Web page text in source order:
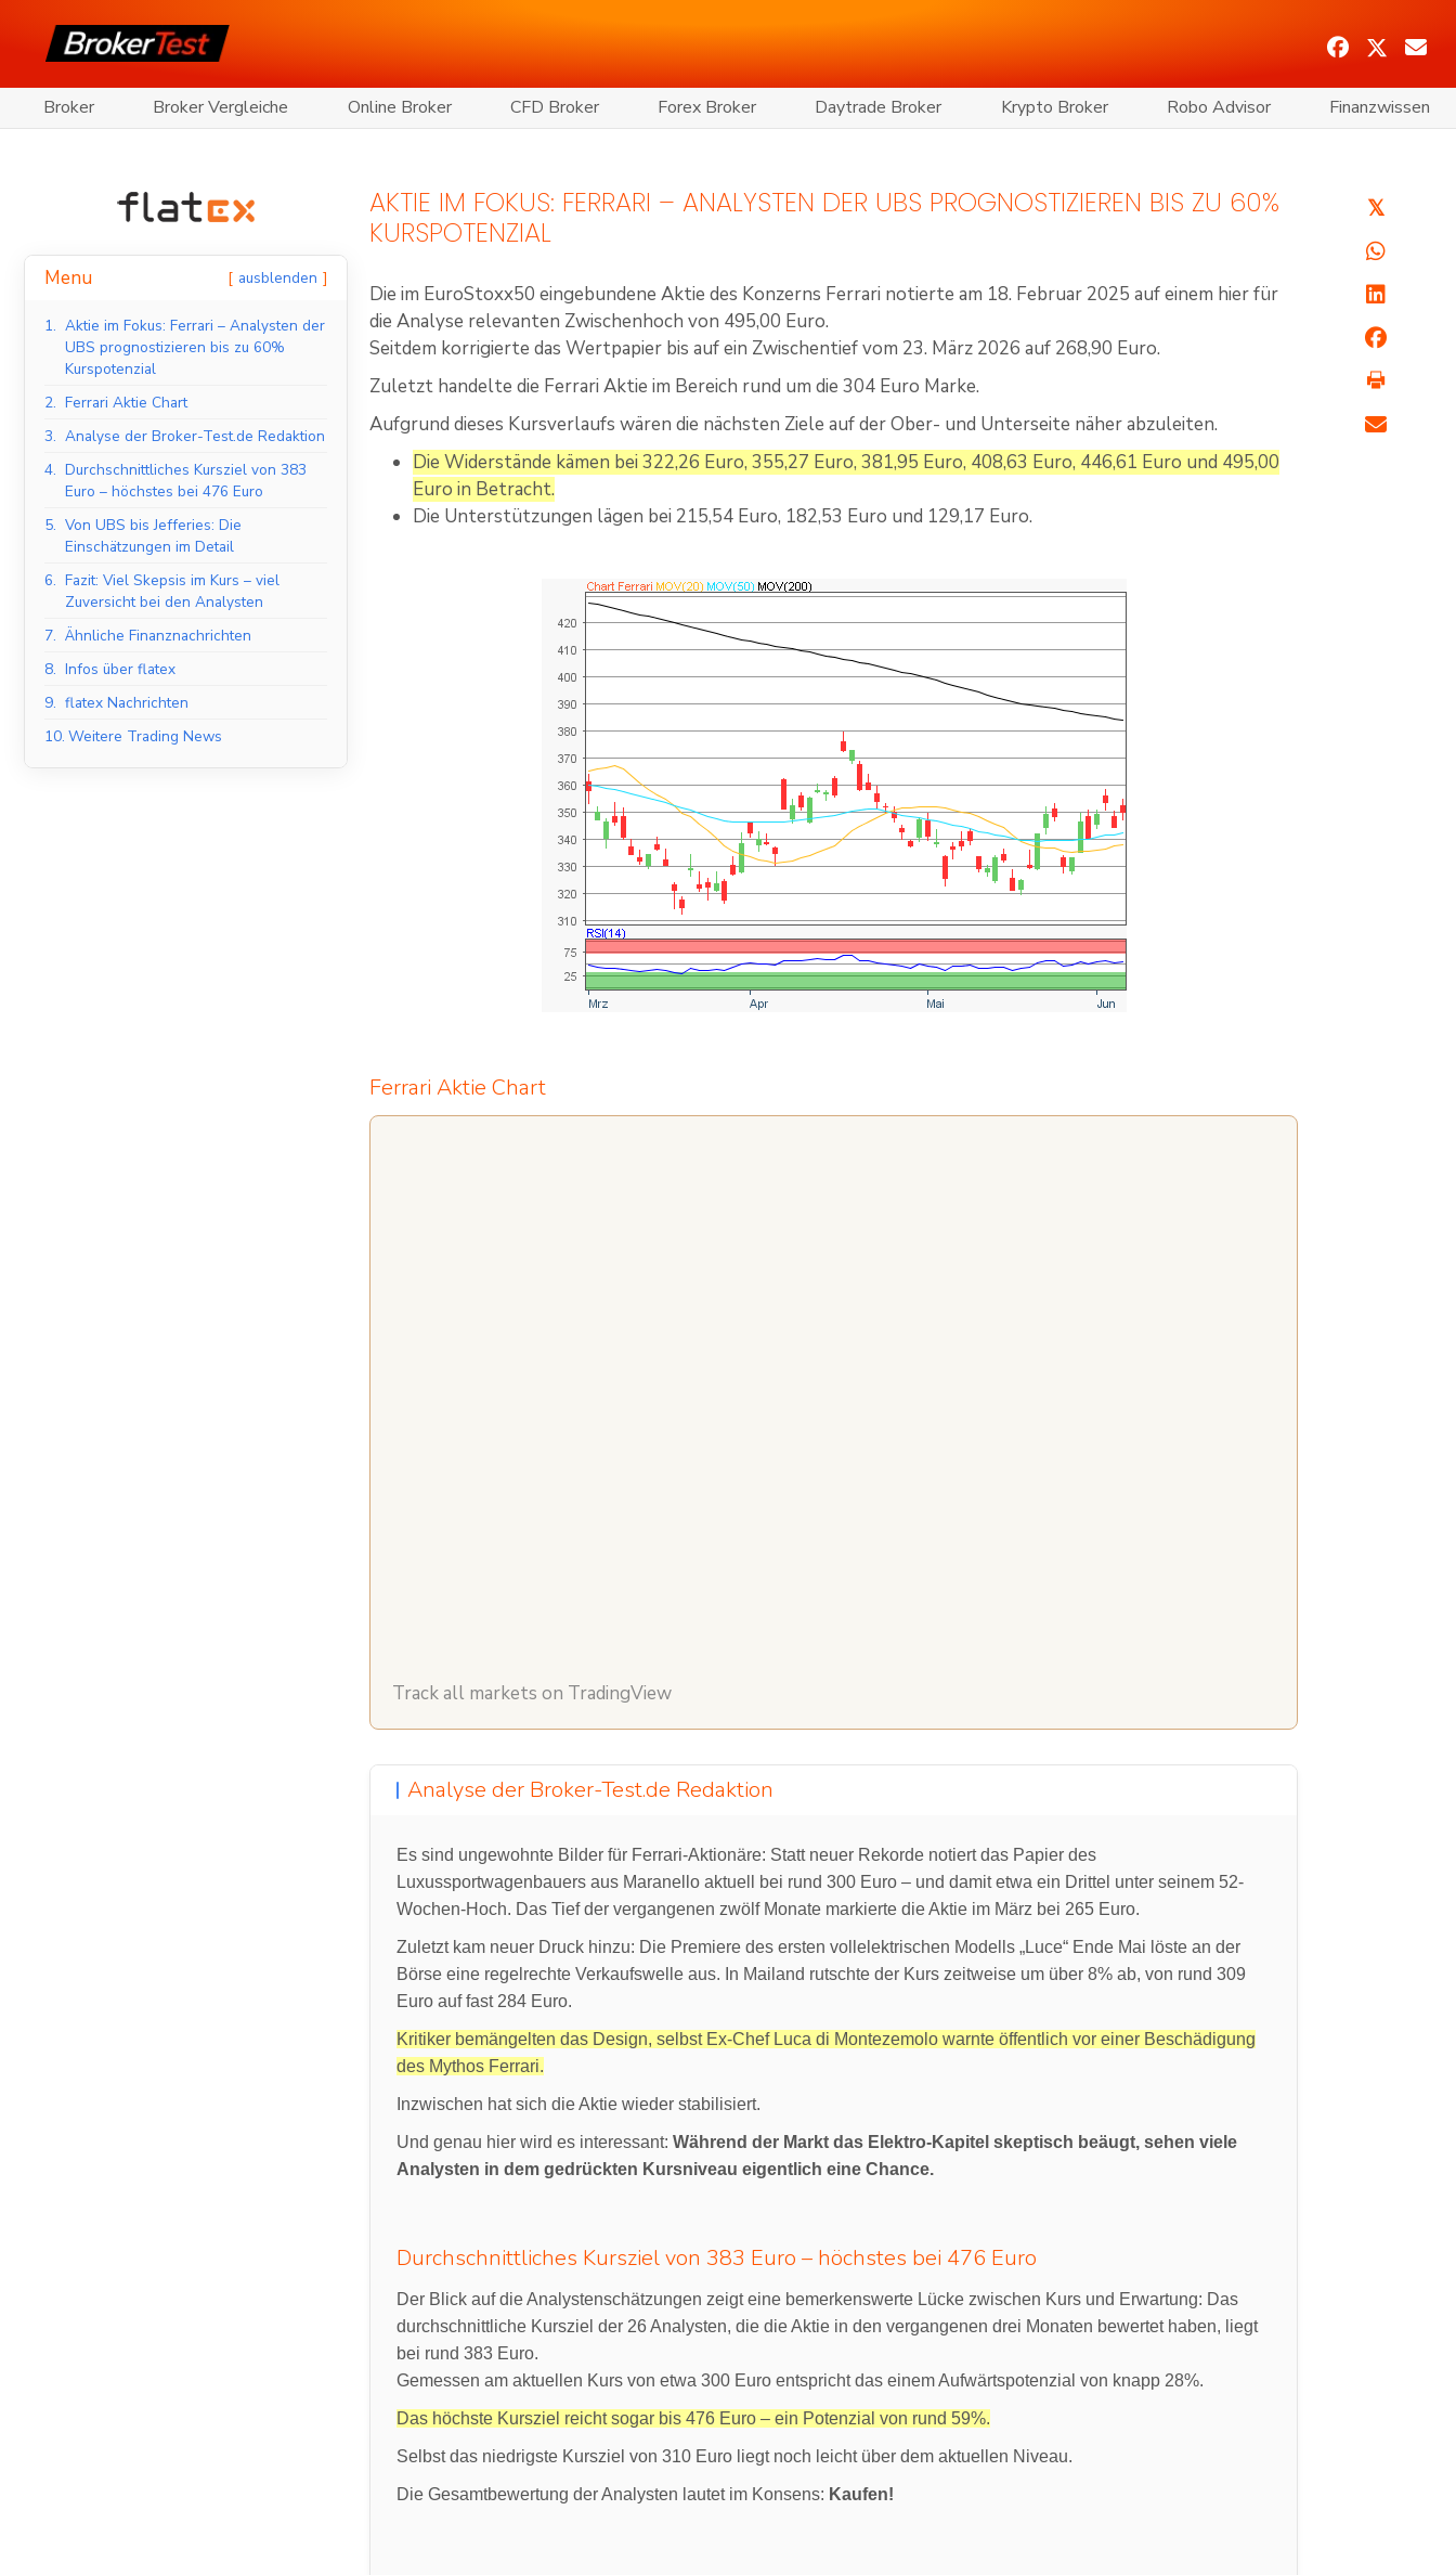
Broker Broker Vergleiche Online Broker CFD Broker Forex Broker Daytrade Broker Krypto Broker Robo Advisor Finanzwissen
Menu ausblenden
1. Aktie im Fokus: Ferrari – Analysten der
UBS prognostizieren bis zu 60%
Kurspotenzial
2. Ferrari Aktie Chart
3. Analyse der Broker-Test.de Redaktion
4. Durchschnittliches Kursziel von 383
Euro – höchstes bei 476 Euro
5. Von UBS bis Jefferies: Die
Einschätzungen im Detail
6. Fazit: Viel Skepsis im Kurs – viel
Zuversicht bei den Analysten
7. Ähnliche Finanznachrichten
8. Infos über flatex
9. flatex Nachrichten
10. Weitere Trading News
AKTIE IM FOKUS: FERRARI – ANALYSTEN DER UBS PROGNOSTIZIEREN BIS ZU 60%
KURSPOTENZIAL
Die im EuroStoxx50 eingebundene Aktie des Konzerns Ferrari notierte am 18. Februar 2025 auf einem hier für
die Analyse relevanten Zwischenhoch von 495,00 Euro.
Seitdem korrigierte das Wertpapier bis auf ein Zwischentief vom 23. März 2026 auf 268,90 Euro.
Zuletzt handelte die Ferrari Aktie im Bereich rund um die 304 Euro Marke.
Aufgrund dieses Kursverlaufs wären die nächsten Ziele auf der Ober- und Unterseite näher abzuleiten.
Die Widerstände kämen bei 322,26 Euro, 355,27 Euro, 381,95 Euro, 408,63 Euro, 446,61 Euro und 495,00
Euro in Betracht.
Die Unterstützungen lägen bei 215,54 Euro, 182,53 Euro und 129,17 Euro.
Ferrari Aktie Chart
Track all markets on TradingView
Analyse der Broker-Test.de Redaktion
Es sind ungewohnte Bilder für Ferrari-Aktionäre: Statt neuer Rekorde notiert das Papier des
Luxussportwagenbauers aus Maranello aktuell bei rund 300 Euro – und damit etwa ein Drittel unter seinem 52-
Wochen-Hoch. Das Tief der vergangenen zwölf Monate markierte die Aktie im März bei 265 Euro.
Zuletzt kam neuer Druck hinzu: Die Premiere des ersten vollelektrischen Modells „Luce“ Ende Mai löste an der
Börse eine regelrechte Verkaufswelle aus. In Mailand rutschte der Kurs zeitweise um über 8% ab, von rund 309
Euro auf fast 284 Euro.
Kritiker bemängelten das Design, selbst Ex-Chef Luca di Montezemolo warnte öffentlich vor einer Beschädigung
des Mythos Ferrari.
Inzwischen hat sich die Aktie wieder stabilisiert.
Und genau hier wird es interessant:Während der Markt das Elektro-Kapitel skeptisch beäugt, sehen viele
Analysten in dem gedrückten Kursniveau eigentlich eine Chance.
Durchschnittliches Kursziel von 383 Euro – höchstes bei 476 Euro
Der Blick auf die Analystenschätzungen zeigt eine bemerkenswerte Lücke zwischen Kurs und Erwartung: Das
durchschnittliche Kursziel der 26 Analysten, die die Aktie in den vergangenen drei Monaten bewertet haben, liegt
bei rund 383 Euro.
Gemessen am aktuellen Kurs von etwa 300 Euro entspricht das einem Aufwärtspotenzial von knapp 28%.
Das höchste Kursziel reicht sogar bis 476 Euro – ein Potenzial von rund 59%.
Selbst das niedrigste Kursziel von 310 Euro liegt noch leicht über dem aktuellen Niveau.
Die Gesamtbewertung der Analysten lautet im Konsens: Kaufen!
𝕏